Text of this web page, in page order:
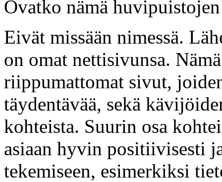
Ovatko nämä
Eivät missään nimessä.
on omat nettisivunsa.
riippumattomat sivut,
täydentävää, sekä
kohteista. Suurin osa
asiaan hyvin positiivisesti
tekemiseen, esimerkiksi